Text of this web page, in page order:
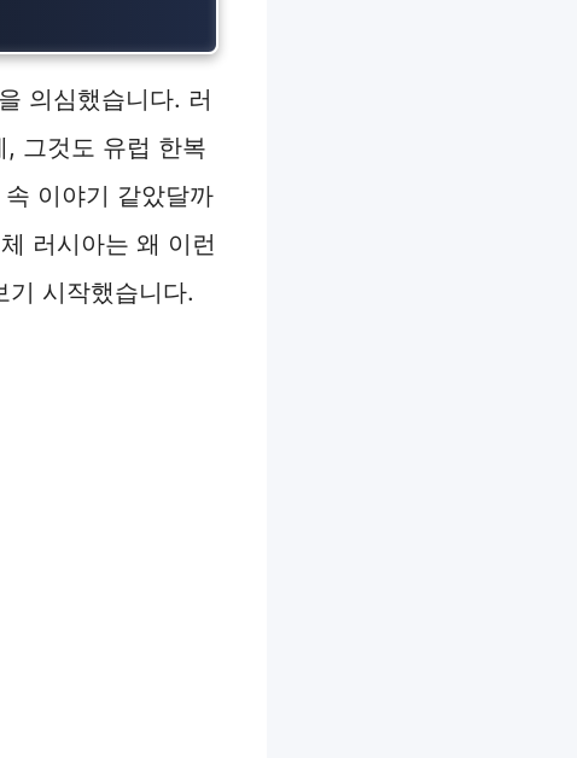
의심했습니다. 러
그것도 유럽 한복
이야기 같았달까
러시아는 왜 이런
기 시작했습니다.